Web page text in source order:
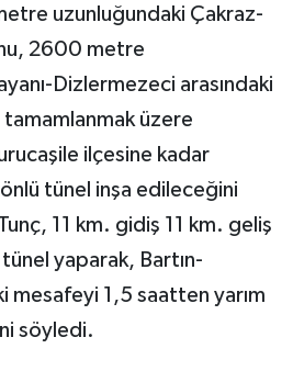
uzunluğundaki Çakraz-
2600 metre
Dizlermezeci arasındaki
tamamlanmak üzere
ilçesine kadar
tünel inşa edileceğini
11 km. gidiş 11 km. geliş
yaparak, Bartın-
mesafeyi 1,5 saatten yarım
söyledi.